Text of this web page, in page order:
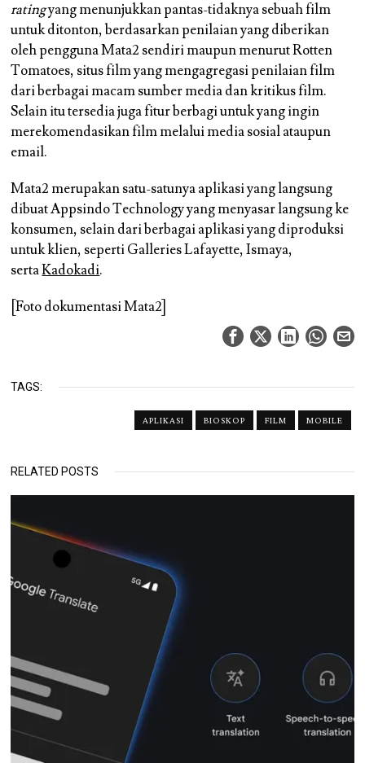
ratingyang menunjukkan pantas-tidaknya sebuah film
untuk ditonton, berdasarkan penilaian yang diberikan
oleh pengguna Mata2 sendiri maupun menurut Rotten
Tomatoes, situs film yang mengagregasi penilaian film
dari berbagai macam sumber media dan kritikus film.
Selain itu tersedia juga fitur berbagi untuk yang ingin
merekomendasikan film melalui media sosial ataupun
email.
Mata2 merupakan satu-satunya aplikasi yang langsung
dibuat Appsindo Technology yang menyasar langsung ke
konsumen, selain dari berbagai aplikasi yang diproduksi
untuk klien, seperti Galleries Lafayette, Ismaya,
sertaKadokadi.
[Foto dokumentasi Mata2]
TAGS:
APLIKASI BIOSKOP FILM MOBILE
RELATED POSTS